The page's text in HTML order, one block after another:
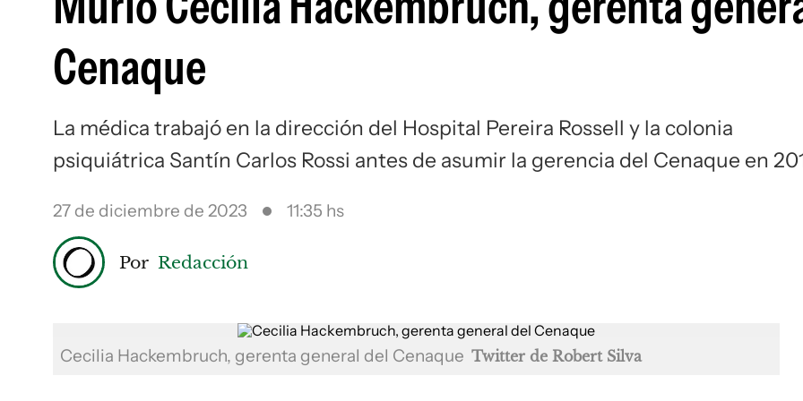
Cenaque
La médica trabajó en la dirección del Hospital Pereira Rossell y la colonia
psiquiátrica Santín Carlos Rossi antes de asumir la gerencia del Cenaque en
27 de diciembre de 2023 11:35 hs
Por Redacción
Cecilia Hackembruch, gerenta general del Cenaque Twitter de Robert Silva